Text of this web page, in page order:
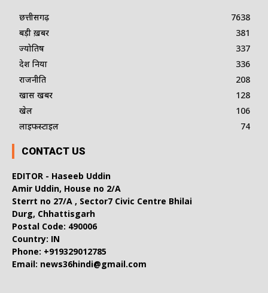
छत्तीसगढ़
7638
बड़ी ख़बर
381
ज्योतिष
337
देश दुनिया
336
राजनीति
208
खास खबर
128
खेल
106
लाइफस्टाइल
74
CONTACT US
EDITOR - Haseeb Uddin
Amir Uddin, House no 2/A
Sterrt no 27/A , Sector7 Civic Centre Bhilai
Durg, Chhattisgarh
Postal Code: 490006
Country: IN
Phone: +919329012785
Email: news36hindi@gmail.com